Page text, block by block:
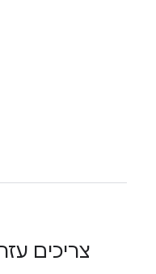
צריכים